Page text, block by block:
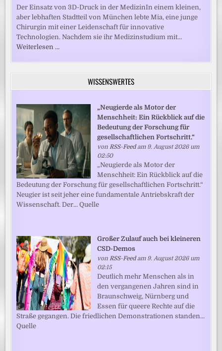
Der Einsatz von 3D-Druck in der MedizinIn einem kleinen,
aber lebhaften Stadtteil von München lebte Mia, eine junge
Chirurgin mit einer Leidenschaft für innovative
Technologien. Nachdem sie ihr Medizinstudium mit…
Weiterlesen …
WISSENSWERTES
„Neugierde als Motor der
Menschheit: Ein Rückblick auf die
Bedeutung der Forschung für
gesellschaftlichen Fortschritt.“
von RSS-Feedam 9. August 2026 um
02:50
„Neugierde als Motor der
Menschheit: Ein Rückblick auf die
Bedeutung der Forschung für gesellschaftlichen Fortschritt.“
Neugier ist seit jeher eine fundamentale Antriebskraft der
Wissenschaft. Der... Quelle
Großer Zulauf auch bei kleineren
CSD-Demos
von RSS-Feedam 9. August 2026 um
02:15
Deutlich mehr Menschen als in
den vergangenen Jahren sind in
Braunschweig, Nürnberg und
Essen für queere Rechte auf die
Straße gegangen. Die friedlichen Demonstrationen standen...
Quelle